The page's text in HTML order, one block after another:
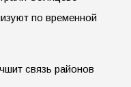
по временной